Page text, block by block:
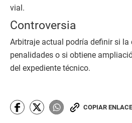
vial.
Controversia
Arbitraje actual podría definir si la
penalidades o si obtiene
del expediente técnico.
COPIAR ENLACE